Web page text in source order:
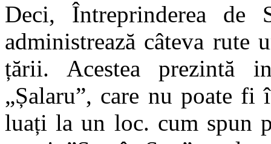
Deci, Întreprinderea de
administrează câteva rute
țării. Acestea prezintă
„Șalaru”, care nu poate
luați la un loc. cum spun